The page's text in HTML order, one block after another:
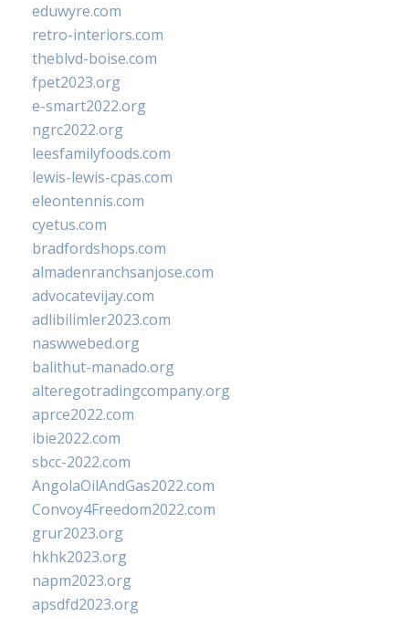
eduwyre.com
retro-interiors.com
theblvd-boise.com
fpet2023.org
e-smart2022.org
ngrc2022.org
leesfamilyfoods.com
lewis-lewis-cpas.com
eleontennis.com
cyetus.com
bradfordshops.com
almadenranchsanjose.com
advocatevijay.com
adlibilimler2023.com
naswwebed.org
balithut-manado.org
alteregotradingcompany.org
aprce2022.com
ibie2022.com
sbcc-2022.com
AngolaOilAndGas2022.com
Convoy4Freedom2022.com
grur2023.org
hkhk2023.org
napm2023.org
apsdfd2023.org